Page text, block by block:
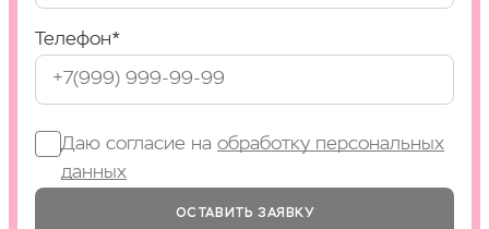
Телефон*
Даю согласие на обработку персональных
данных
ОСТАВИТЬ ЗАЯВКУ